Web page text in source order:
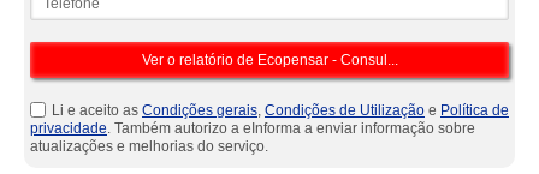
Li e aceito as Condições gerais, Condições de Utilização e Política de
privacidade. Também autorizo a eInforma a enviar informação sobre
atualizações e melhorias do serviço.